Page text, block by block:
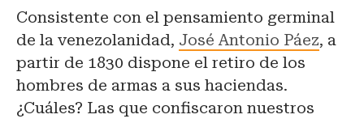
Consistente con el pensamiento germinal
de la venezolanidad, José Antonio Páez, a
partir de 1830 dispone el retiro de los
hombres de armas a sus haciendas.
¿Cuáles? Las que confiscaron nuestros